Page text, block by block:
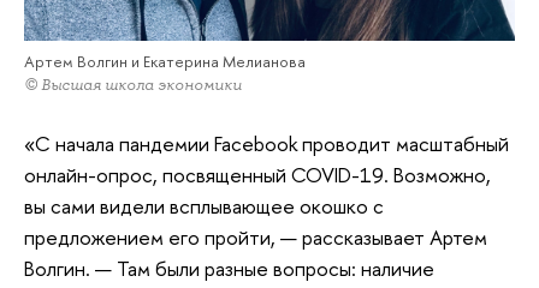
Артем Волгин и Екатерина Мелианова
© Высшая школа экономики
«С начала пандемии Facebook проводит масштабный
онлайн-опрос, посвященный COVID-19. Возможно,
вы сами видели всплывающее окошко с
предложением его пройти, — рассказывает Артем
Волгин. — Там были разные вопросы: наличие